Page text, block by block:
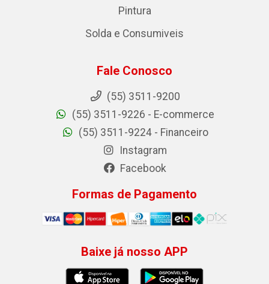
Pintura
Solda e Consumiveis
Fale Conosco
(55) 3511-9200
(55) 3511-9226 - E-commerce
(55) 3511-9224 - Financeiro
Instagram
Facebook
Formas de Pagamento
Baixe já nosso APP